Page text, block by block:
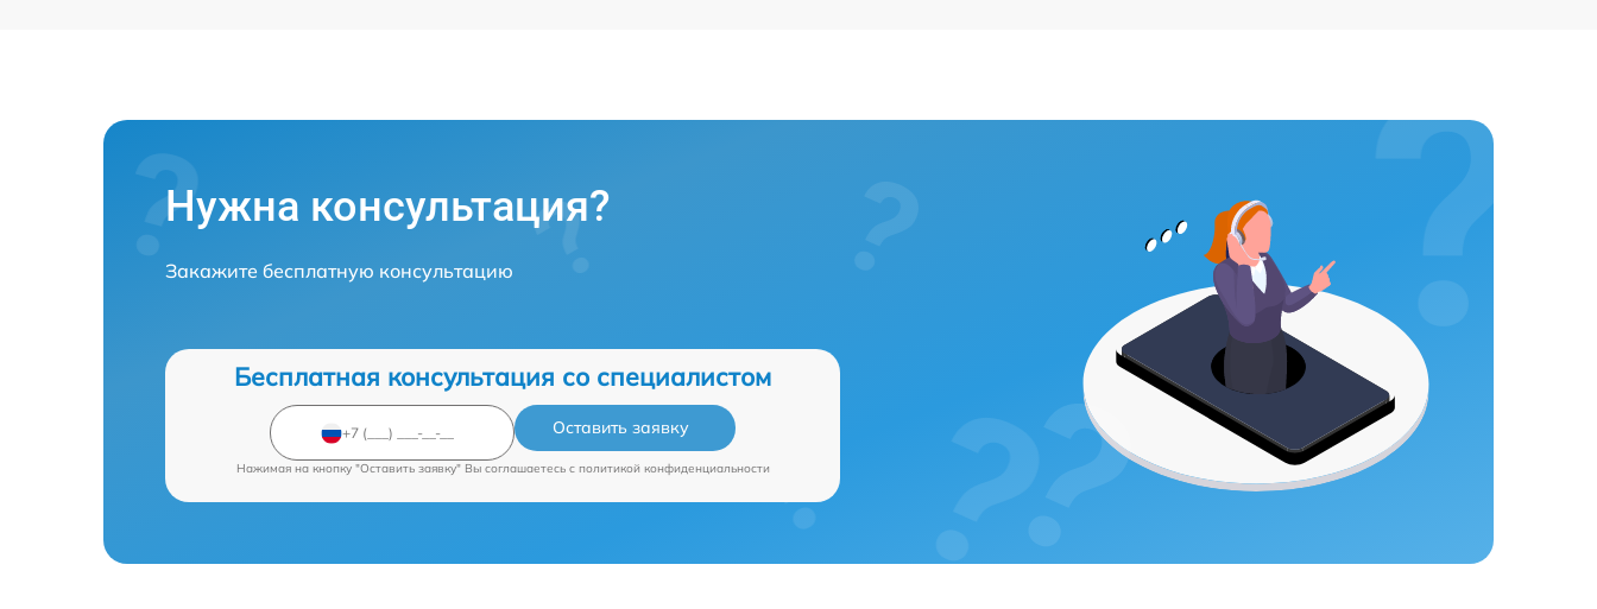
Нужна консультация?
Закажите бесплатную консультацию
Бесплатная консультация со специалистом
Оставить заявку
Нажимая на кнопку "Оставить заявку" Вы соглашаетесь c политикой конфиденциальности